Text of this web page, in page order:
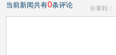
当前新闻共有0条评论 分享到：